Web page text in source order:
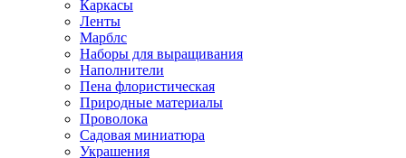
Каркасы
Ленты
Марблс
Наборы для выращивания
Наполнители
Пена флористическая
Природные материалы
Проволока
Садовая миниатюра
Украшения